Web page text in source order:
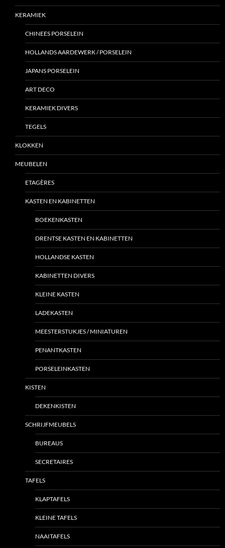
KERAMIEK
CHINEES PORSELEIN
HOLLANDS AARDEWERK / PORSELEIN
JAPANS PORSELEIN
ART DECO
KERAMIEK DIVERS
TEGELS
KLOKKEN
MEUBELEN
ETAGÈRES
KASTEN EN KABINETTEN
BOEKENKASTEN
DRENTSE KASTEN EN KABINETTEN
HOLLANDSE KASTEN
KABINETTEN DIVERS
KLEINE KASTEN
LADEKASTEN
MEESTERSTUKJES / MINIATUREN
PENANTKASTEN
PORSELEINKASTEN
KISTEN
DEKENKISTEN
SCHRIJFMEUBELS
BUREAUS
SECRETAIRES
TAFELS
KLAPTAFELS
KLEINE TAFELS
NAAITAFELS